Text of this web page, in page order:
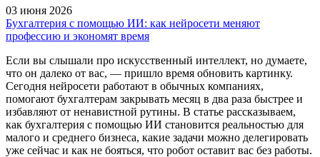
03 июня 2026
Бухгалтерия с помощью ИИ: как нейросети меняют
профессию и экономят время
Если вы слышали про искусственный интеллект, но думаете,
что он далеко от вас, — пришло время обновить картинку.
Сегодня нейросети работают в обычных компаниях,
помогают бухгалтерам закрывать месяц в два раза быстрее и
избавляют от ненавистной рутины. В статье рассказываем,
как бухгалтерия с помощью ИИ становится реальностью для
малого и среднего бизнеса, какие задачи можно делегировать
уже сейчас и как не бояться, что робот оставит вас без работы.